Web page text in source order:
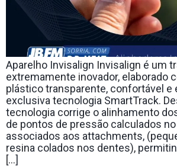
Aparelho Invisalign Invisalign é um
extremamente inovador, elaborado
plástico transparente, confortável e
exclusiva tecnologia SmartTrack.
tecnologia corrige o alinhamento
de pontos de pressão calculados
associados aos attachments,
resina colados nos dentes),
[…]